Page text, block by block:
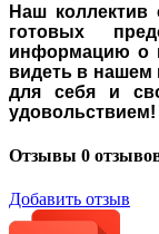
Наш коллектив
готовых
информацию о
видеть в нашем
для себя и
удовольствием!
Отзывы 0
Добавить отзыв